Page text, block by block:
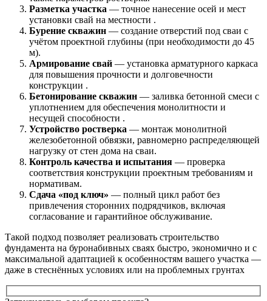
Разметка участка — точное нанесение осей и мест
установки свай на местности .
Бурение скважин — создание отверстий под сваи с
учётом проектной глубины (при необходимости до 45
м).
Армирование свай — установка арматурного каркаса
для повышения прочности и долговечности
конструкции .
Бетонирование скважин — заливка бетонной смеси с
уплотнением для обеспечения монолитности и
несущей способности .
Устройство ростверка — монтаж монолитной
железобетонной обвязки, равномерно распределяющей
нагрузку от стен дома на сваи.
Контроль качества и испытания — проверка
соответствия конструкции проектным требованиям и
нормативам.
Сдача «под ключ» — полный цикл работ без
привлечения сторонних подрядчиков, включая
согласование и гарантийное обслуживание.
Такой подход позволяет реализовать строительство
фундамента на буронабивных сваях быстро, экономично и с
максимальной адаптацией к особенностям вашего участка —
даже в стеснённых условиях или на проблемных грунтах